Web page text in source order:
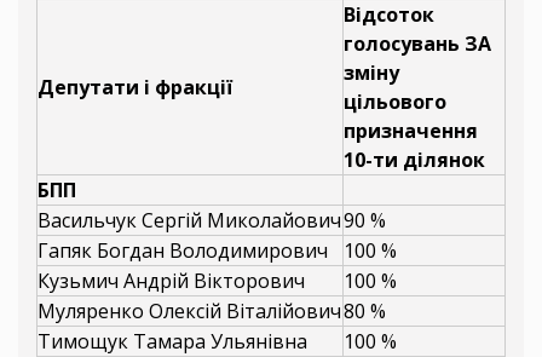
Депутати і фракції
Відсоток
голосувань ЗА
зміну
цільового
призначення
10-ти ділянок
БПП
Васильчук Сергій Миколайович90 %
Гапяк Богдан Володимирович
100 %
Кузьмич Андрій Вікторович
100 %
Муляренко Олексій Віталійович80 %
Тимощук Тамара Ульянівна
100 %